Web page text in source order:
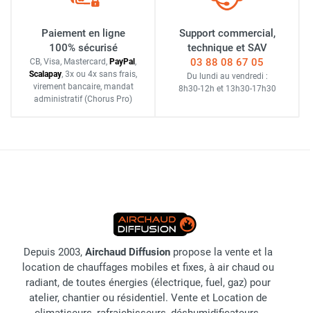
Paiement en ligne
100% sécurisé
CB, Visa, Mastercard, PayPal ,
Scalapay, 3x ou 4x sans frais,
virement bancaire, mandat
administratif (Chorus Pro)
Support commercial,
technique et SAV
03 88 08 67 05
Du lundi au vendredi :
8h30-12h et 13h30-17h30
Depuis 2003, Airchaud Diffusion propose la vente et la
location de chauffages mobiles et fixes, à air chaud ou
radiant, de toutes énergies (électrique, fuel, gaz) pour
atelier, chantier ou résidentiel. Vente et Location de